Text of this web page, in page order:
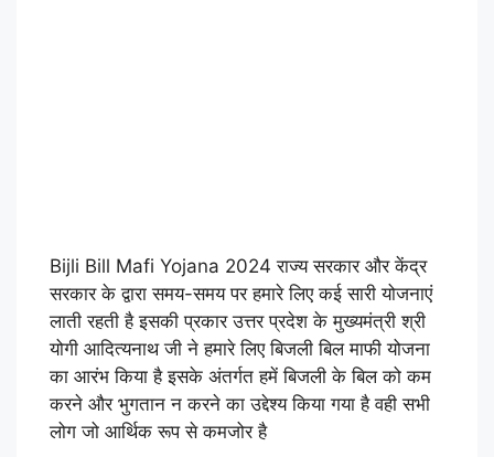
Bijli Bill Mafi Yojana 2024राज्य सरकार और केंद्र
सरकार के द्वारा समय-समय पर हमारे लिए कई सारी योजनाएं
लाती रहती है इसकी प्रकार उत्तर प्रदेश के मुख्यमंत्री श्री
योगी आदित्यनाथ जी ने हमारे लिए बिजली बिल माफी योजना
का आरंभ किया है इसके अंतर्गत हमें बिजली के बिल को कम
करने और भुगतान न करने का उद्देश्य किया गया है वही सभी
लोग जो आर्थिक रूप से कमजोर है